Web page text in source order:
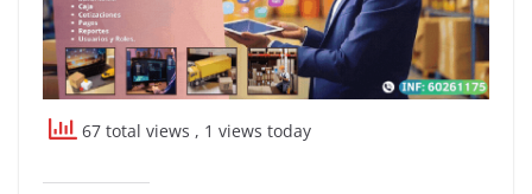
67 total views , 1 views today